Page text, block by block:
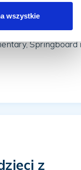
wszystkie
wielkich
Springboard
z